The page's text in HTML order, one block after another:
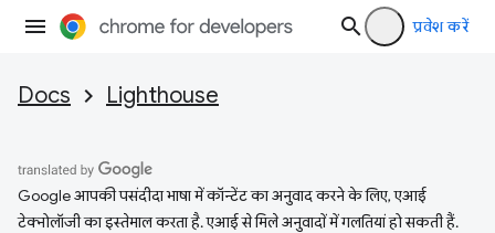
प्रवेश करें
Docs Lighthouse
Google आपकी पसंदीदा भाषा में कॉन्टेंट का अनुवाद करने के लिए, एआई
टेक्नोलॉजी का इस्तेमाल करता है. एआई से मिले अनुवादों में गलतियां हो सकती हैं.